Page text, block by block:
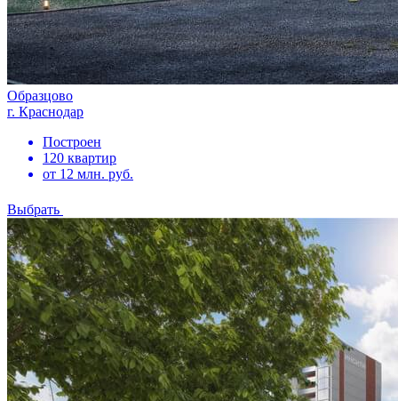
Образцово
г. Краснодар
Построен
120 квартир
от 12 млн. руб.
Выбрать